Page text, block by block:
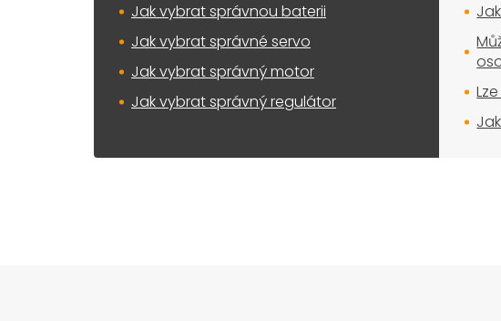
Jak vybrat správnou baterii
Jak vybrat správné servo
Jak vybrat správný motor
Jak vybrat správný regulátor